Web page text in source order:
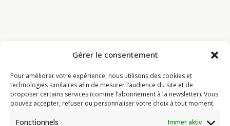
Gérer le consentement
Pour améliorer votre expérience, nous utilisons des cookies et
technologies similaires afin de mesurer l’audience du site et de
proposer certains services (comme l’abonnement à la newsletter). Vous
pouvez accepter, refuser ou personnaliser votre choix à tout moment.
Fonctionnels Immer aktiv
Programme
Actualités
Ressources